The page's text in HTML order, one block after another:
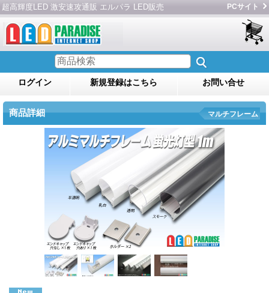
超高輝度LED 激安速攻通販 エルパラ LED販売 PCサイト
ログイン 新規登録はこちら お問い合せ
商品詳細 マルチフレーム